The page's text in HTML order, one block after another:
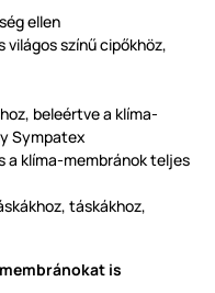
ellen
színű cipőkhöz,
beleértve a klíma-
Sympatex
a klíma-membránok teljes
táskákhoz,
is